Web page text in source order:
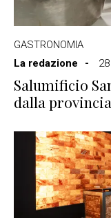
GASTRONOMIA
La redazione
Salumificio
dalla